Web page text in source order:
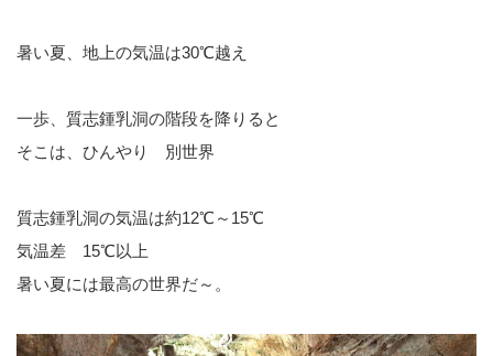
暑い夏、地上の気温は30℃越え
一歩、質志鍾乳洞の階段を降りると
そこは、ひんやり 別世界
質志鍾乳洞の気温は約12℃～15℃
気温差 15℃以上
暑い夏には最高の世界だ～。